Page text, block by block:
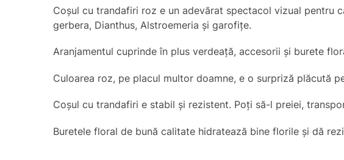
Coșul cu trandafiri roz e un adevărat spectacol vizual
gerbera, Dianthus, Alstroemeria și garofițe.
Aranjamentul cuprinde în plus verdeață, accesorii și burete
Culoarea roz, pe placul multor doamne, e o surpriză plăcută
Coșul cu trandafiri e stabil și rezistent. Poți să-l preiei,
Buretele floral de bună calitate hidratează bine florile și dă